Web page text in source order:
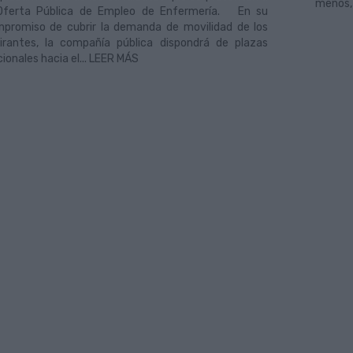
Pública de Empleo de Enfermería. En su
de cubrir la demanda de movilidad de los
la compañía pública dispondrá de plazas
hacia el... LEER MÁS
menos,